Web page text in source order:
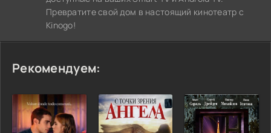
Превратите свой дом в настоящий кинотеатр с
Kinogo!
Рекомендуем: